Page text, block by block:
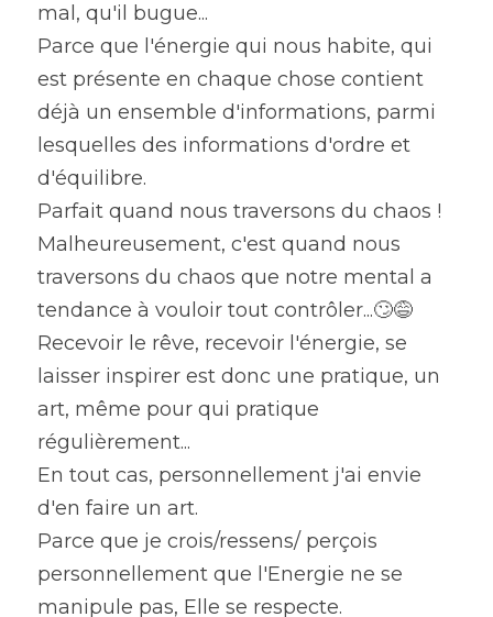
mal, qu'il bugue...
Parce que l'énergie qui nous habite, qui
est présente en chaque chose contient
déjà un ensemble d'informations, parmi
lesquelles des informations d'ordre et
d'équilibre.
Parfait quand nous traversons du chaos !
Malheureusement, c'est quand nous
traversons du chaos que notre mental a
tendance à vouloir tout contrôler...🙄😅
Recevoir le rêve, recevoir l'énergie, se
laisser inspirer est donc une pratique, un
art, même pour qui pratique
régulièrement...
En tout cas, personnellement j'ai envie
d'en faire un art.
Parce que je crois/ressens/ perçois
personnellement que l'Energie ne se
manipule pas, Elle se respecte.